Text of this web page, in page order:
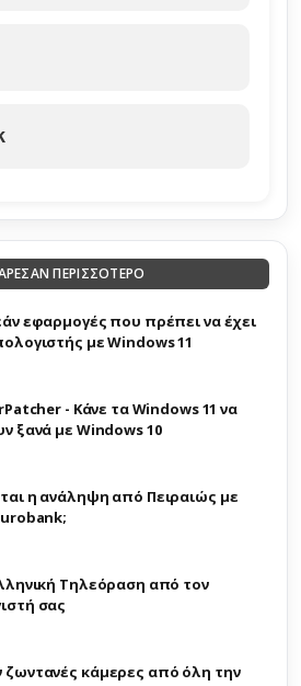
ΠΕΡΙΣΣΟΤΕΡΟ
εφαρμογές που πρέπει να έχει
με Windows 11
- Κάνε τα Windows 11 να
ξανά με Windows 10
η ανάληψη από Πειραιώς με
Τηλεόραση από τον
σας
κάμερες από όλη την